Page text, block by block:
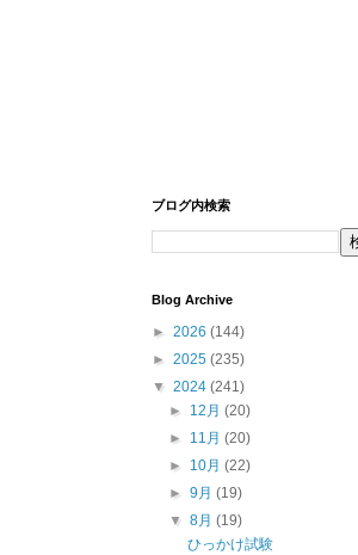
ブログ内検索
Blog Archive
► 2026 (144)
► 2025 (235)
▼ 2024 (241)
► 12月(20)
► 11月(20)
► 10月(22)
►9月(19)
▼8月(19)
ひっかけ試験